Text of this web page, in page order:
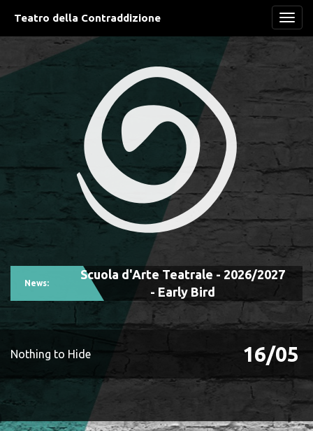
Teatro della Contraddizione
News:
Scuola d'Arte Teatrale - 2026/2027
- Early Bird
Nothing to Hide 16/05